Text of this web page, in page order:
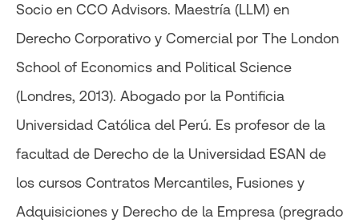
Socio en CCO Advisors. Maestría (LLM) en
Derecho Corporativo y Comercial por The London
School of Economics and Political Science
(Londres, 2013). Abogado por la Pontificia
Universidad Católica del Perú. Es profesor de la
facultad de Derecho de la Universidad ESAN de
los cursos Contratos Mercantiles, Fusiones y
Adquisiciones y Derecho de la Empresa (pregrado